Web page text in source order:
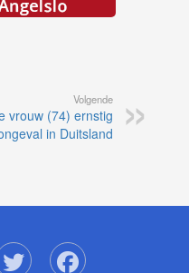
Volgende
vrouw (74) ernstig
in Duitsland